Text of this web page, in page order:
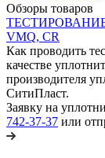
Обзоры товаров
ТЕСТИРОВАНИЕ
VMQ, CR
Как проводить
качестве
производителя
СитиПласт.
Заявку на
742-37-37 или